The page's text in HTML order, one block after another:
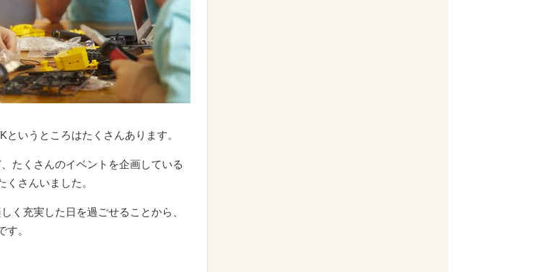
いうところはたくさんあります。
たくさんのイベントを企画している
さんいました。
く充実した日を過ごせることから、
。